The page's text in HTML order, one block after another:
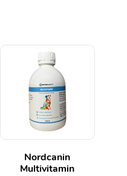
Nordcanin
Multivitamin